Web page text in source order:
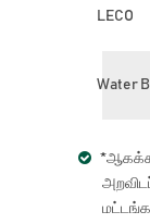
LECO
Water